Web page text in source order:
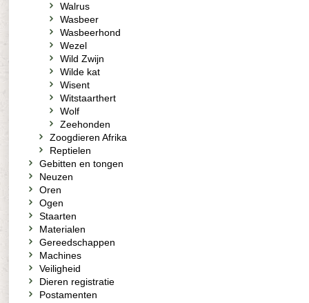
Walrus
Wasbeer
Wasbeerhond
Wezel
Wild Zwijn
Wilde kat
Wisent
Witstaarthert
Wolf
Zeehonden
Zoogdieren Afrika
Reptielen
Gebitten en tongen
Neuzen
Oren
Ogen
Staarten
Materialen
Gereedschappen
Machines
Veiligheid
Dieren registratie
Postamenten